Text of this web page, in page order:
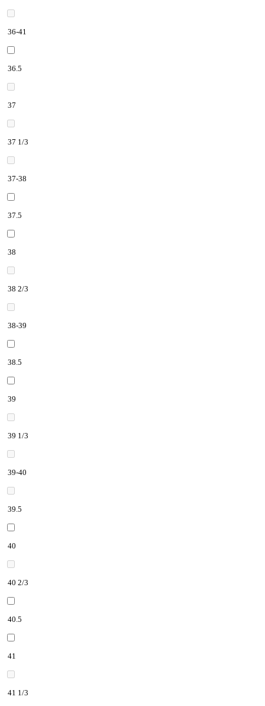
36-41
36.5
37
37 1/3
37-38
37.5
38
38 2/3
38-39
38.5
39
39 1/3
39-40
39.5
40
40 2/3
40.5
41
41 1/3